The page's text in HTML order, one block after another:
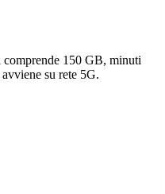
150 GB, minuti
su rete 5G.